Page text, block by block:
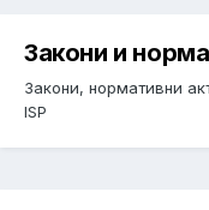
Закони и
Закони, нормативни
ISP